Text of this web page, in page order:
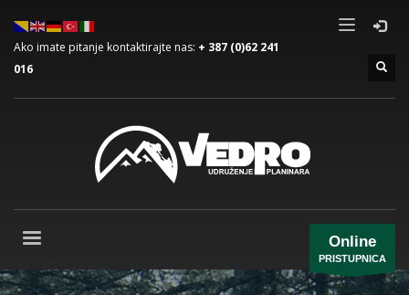
Ako imate pitanje kontaktirajte nas: + 387 (0)62 241
016
Online
PRISTUPNICA